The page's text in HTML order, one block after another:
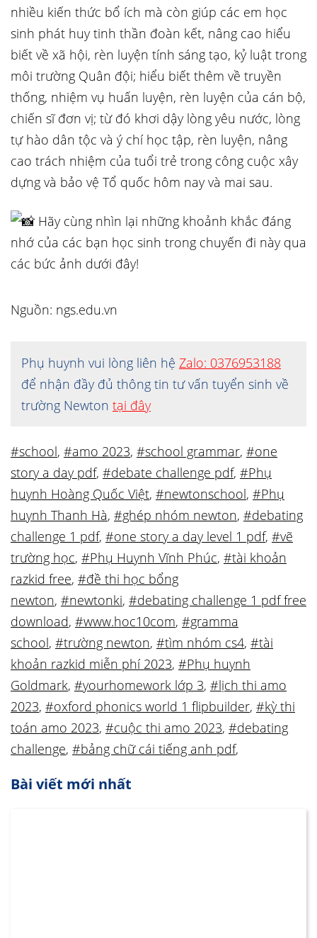
nhiều kiến thức bổ ích mà còn giúp các em học
sinh phát huy tinh thần đoàn kết, nâng cao hiểu
biết về xã hội, rèn luyện tính sáng tạo, kỷ luật trong
môi trường Quân đội; hiểu biết thêm về truyền
thống, nhiệm vụ huấn luyện, rèn luyện của cán bộ,
chiến sĩ đơn vị; từ đó khơi dậy lòng yêu nước, lòng
tự hào dân tộc và ý chí học tập, rèn luyện, nâng
cao trách nhiệm của tuổi trẻ trong công cuộc xây
dựng và bảo vệ Tổ quốc hôm nay và mai sau.
Hãy cùng nhìn lại những khoảnh khắc đáng
nhớ của các bạn học sinh trong chuyến đi này qua
các bức ảnh dưới đây!
Nguồn: ngs.edu.vn
Phụ huynh vui lòng liên hệ Zalo: 0376953188
để nhận đầy đủ thông tin tư vấn tuyển sinh về
trường Newton tại đây
#school, #amo 2023, #school grammar, #one
story a day pdf, #debate challenge pdf, #Phụ
huynh Hoàng Quốc Việt, #newtonschool, #Phụ
huynh Thanh Hà, #ghép nhóm newton, #debating
challenge 1 pdf, #one story a day level 1 pdf, #vẽ
trường học, #Phụ Huynh Vĩnh Phúc, #tài khoản
razkid free, #đề thi học bổng
newton, #newtonki, #debating challenge 1 pdf free
download, #www.hoc10com, #gramma
school, #trường newton, #tìm nhóm cs4, #tài
khoản razkid miễn phí 2023, #Phụ huynh
Goldmark, #yourhomework lớp 3, #lịch thi amo
2023, #oxford phonics world 1 flipbuilder, #kỳ thi
toán amo 2023, #cuộc thi amo 2023, #debating
challenge, #bảng chữ cái tiếng anh pdf,
Bài viết mới nhất